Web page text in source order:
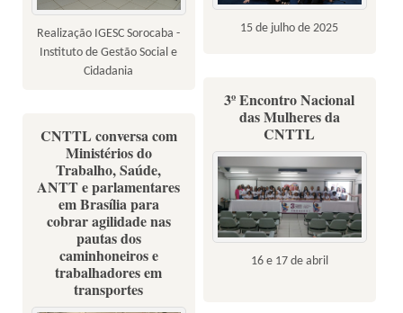
15 de julho de 2025
Realização IGESC Sorocaba -
Instituto de Gestão Social e
Cidadania
3º Encontro Nacional
das Mulheres da
CNTTL
16 e 17 de abril
CNTTL conversa com
Ministérios do
Trabalho, Saúde,
ANTT e parlamentares
em Brasília para
cobrar agilidade nas
pautas dos
caminhoneiros e
trabalhadores em
transportes